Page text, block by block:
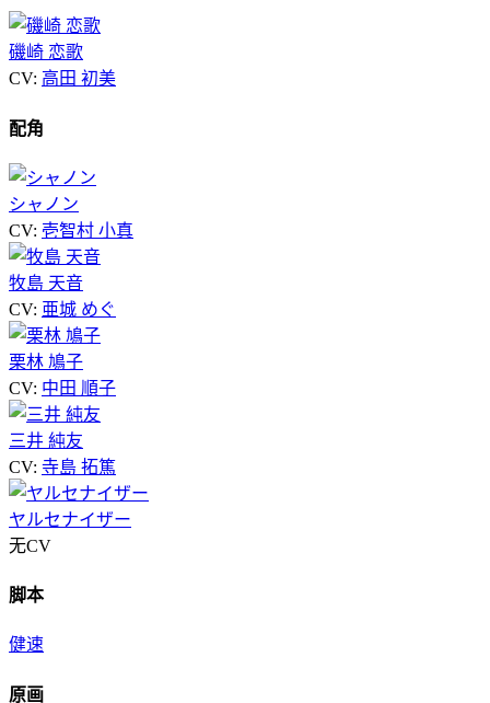
磯崎 恋歌
CV: 高田 初美
配角
シャノン
CV: 壱智村 小真
牧島 天音
CV: 亜城 めぐ
栗林 鳩子
CV: 中田 順子
三井 純友
CV: 寺島 拓篤
ヤルセナイザー
无CV
脚本
健速
原画